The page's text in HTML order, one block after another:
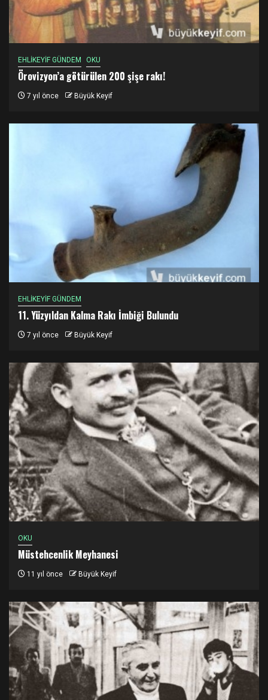
EHLİKEYİF GÜNDEM OKU
Örovizyon’a götürülen 200 şişe rakı!
7 yıl önce Büyük Keyif
EHLİKEYİF GÜNDEM
11. Yüzyıldan Kalma Rakı İmbiği Bulundu
7 yıl önce Büyük Keyif
OKU
Müstehcenlik Meyhanesi
11 yıl önce Büyük Keyif